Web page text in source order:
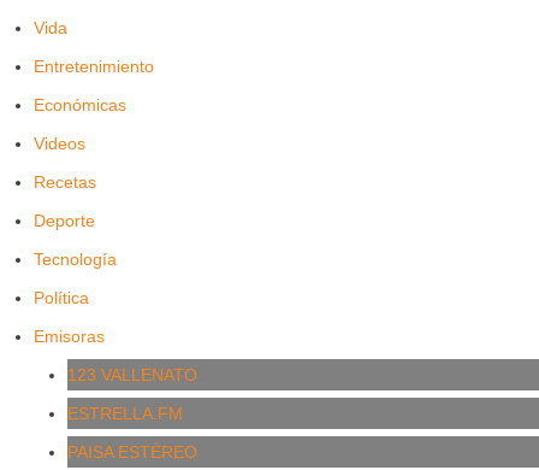
Vida
Entretenimiento
Económicas
Videos
Recetas
Deporte
Tecnología
Política
Emisoras
123 VALLENATO
ESTRELLA.FM
PAISA ESTÉREO